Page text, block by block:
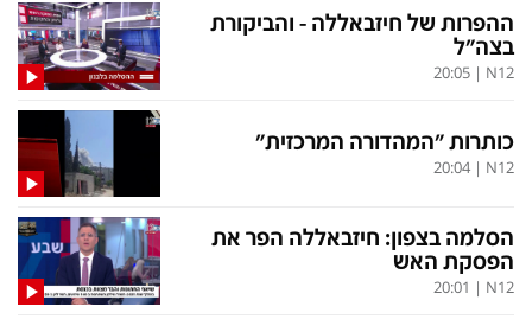
ההפרות של חיזבאללה - והביקורת
בצה"ל
N12
|
20:05
כותרות "המהדורה המרכזית"
N12
|
20:04
הסלמה בצפון: חיזבאללה הפר את
הפסקת האש
N12
|
20:01